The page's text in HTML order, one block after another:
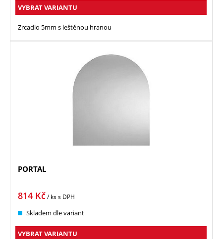
VYBRAT VARIANTU
Zrcadlo 5mm s leštěnou hranou
PORTAL
814 Kč/ kss DPH
Skladem dle variant
VYBRAT VARIANTU